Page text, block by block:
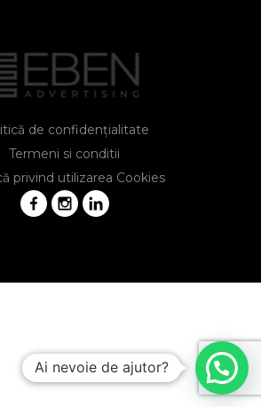
de confidențialitate
Termeni si conditii
privind utilizarea Cookies
Ai nevoie de ajutor?